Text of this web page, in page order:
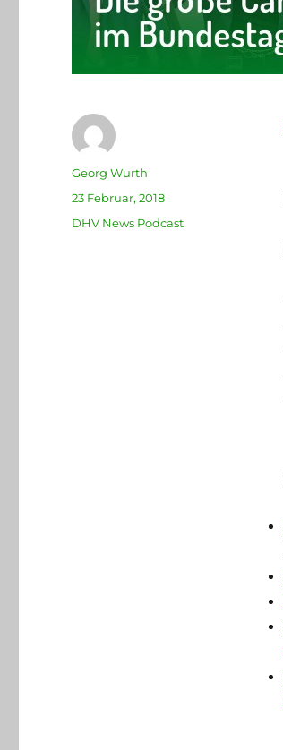
Autor
Georg Wurth
Veröffentlicht
am
23 Februar, 2018
Kategorien
DHV News Podcast